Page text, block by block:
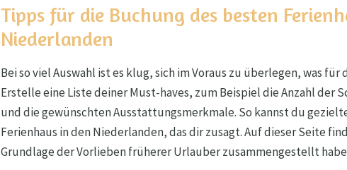
Tipps für die Buchung des besten
Niederlanden
Bei so viel Auswahl ist es klug, sich im Voraus zu überlegen, was
Erstelle eine Liste deiner Must-haves, zum Beispiel die Anzahl der
und die gewünschten Ausstattungsmerkmale. So kannst du
Ferienhaus in den Niederlanden, das dir zusagt. Auf dieser Seite
Grundlage der Vorlieben früherer Urlauber zusammengestellt